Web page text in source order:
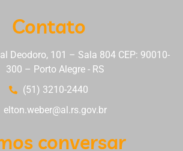
Contato
Deodoro, 101 – Sala 804 CEP: 90010-
300 – Porto Alegre - RS
(51) 3210-2440
elton.weber@al.rs.gov.br
conversar